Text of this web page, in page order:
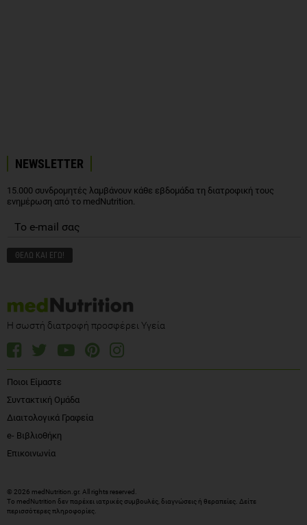
NEWSLETTER
15.000 συνδρομητές λαμβάνουν κάθε εβδομάδα τη διατροφική τους
ενημέρωση από το medNutrition.
Η σωστή διατροφή προσφέρει Υγεία
Ποιοι Είμαστε
Συντακτική Ομάδα
Διαιτολογικά Γραφεία
e- Βιβλιοθήκη
Επικοινωνία
© 2026 medNutrition.gr. All rights reserved.
Το medNutrition δεν παρέχει ιατρικές συμβουλές, διαγνώσεις ή θεραπείες. Δείτε
περισσότερες πληροφορίες